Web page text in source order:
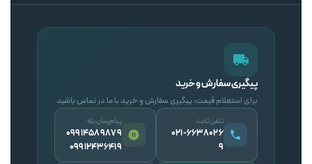
پیگیری سفارش و خرید
برای استعلام قیمت، پیگیری سفارش و خرید با ما در تماس باشید
تلفن ثابت
۰۲۱-۶۶۳۸۰۲۶
۹
پیام‌رسان بله
09914589879
09912436419